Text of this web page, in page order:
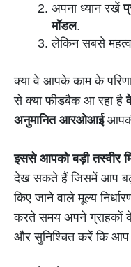
अपना ध्यान रखें
मॉडल.
लेकिन सबसे
क्या वे आपके काम के
से क्या फीडबैक आ रहा है
अनुमानित आरओआई
इससे आपको बड़ी तस्वीर
देख सकते हैं जिसमें आप बढ़
किए जाने वाले मूल्य
करते समय अपने ग्राहकों के
और सुनिश्चित करें कि आप